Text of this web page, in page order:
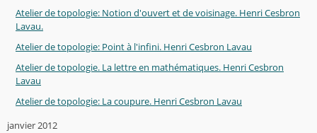
Atelier de topologie: Notion d'ouvert et de voisinage. Henri Cesbron
Lavau.
Atelier de topologie: Point à l'infini. Henri Cesbron Lavau
Atelier de topologie. La lettre en mathématiques. Henri Cesbron
Lavau
Atelier de topologie: La coupure. Henri Cesbron Lavau
janvier 2012